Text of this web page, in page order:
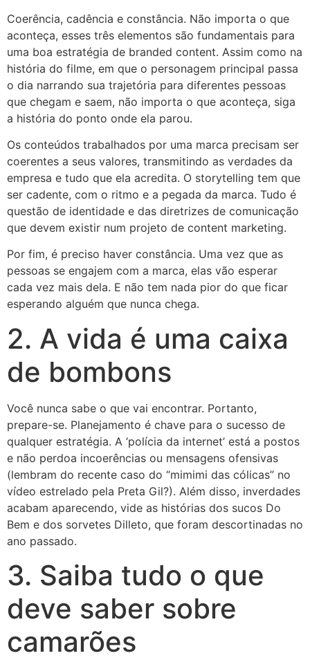
Coerência, cadência e constância. Não importa o que
aconteça, esses três elementos são fundamentais para
uma boa estratégia de branded content. Assim como na
história do filme, em que o personagem principal passa
o dia narrando sua trajetória para diferentes pessoas
que chegam e saem, não importa o que aconteça, siga
a história do ponto onde ela parou.
Os conteúdos trabalhados por uma marca precisam ser
coerentes a seus valores, transmitindo as verdades da
empresa e tudo que ela acredita. O storytelling tem que
ser cadente, com o ritmo e a pegada da marca. Tudo é
questão de identidade e das diretrizes de comunicação
que devem existir num projeto de content marketing.
Por fim, é preciso haver constância. Uma vez que as
pessoas se engajem com a marca, elas vão esperar
cada vez mais dela. E não tem nada pior do que ficar
esperando alguém que nunca chega.
2. A vida é uma caixa
de bombons
Você nunca sabe o que vai encontrar. Portanto,
prepare-se. Planejamento é chave para o sucesso de
qualquer estratégia. A ‘polícia da internet’ está a postos
e não perdoa incoerências ou mensagens ofensivas
(lembram do recente caso do “mimimi das cólicas” no
vídeo estrelado pela Preta Gil?). Além disso, inverdades
acabam aparecendo, vide as histórias dos sucos Do
Bem e dos sorvetes Dilleto, que foram descortinadas no
ano passado.
3. Saiba tudo o que
deve saber sobre
camarões